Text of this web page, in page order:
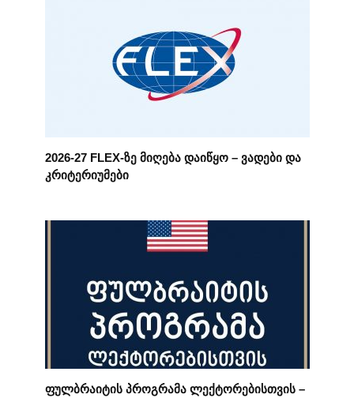
2026-27 FLEX-ზე მიღება დაიწყო – ვადები და
კრიტერიუმები
ფულბრაიტის პროგრამა ლექტორებისთვის –